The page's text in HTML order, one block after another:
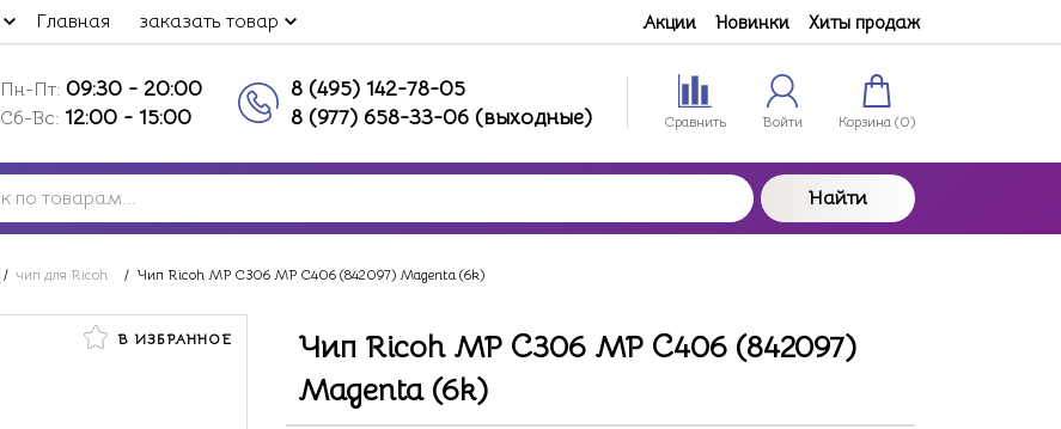
Главная заказать товар Акции Новинки Хиты продаж
Пн-Пт: 09:30 - 20:00
Сб-Вс: 12:00 - 15:00
8 (495) 142-78-05
8 (977) 658-33-06 (выходные)
Сравнить Войти Корзина (0)
Найти
/ чип для Ricoh / Чип Ricoh MP C306 MP C406 (842097) Magenta (6k)
В ИЗБРАННОЕ
Чип Ricoh MP C306 MP C406 (842097)
Magenta (6k)